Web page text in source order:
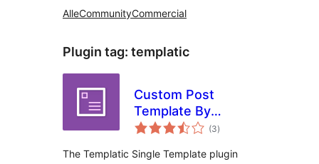
AlleCommunityCommercial
Plugin tag: templatic
Custom Post
Template By
Templatic
(3totaal
waarderingen
)
The Templatic Single Template plugin